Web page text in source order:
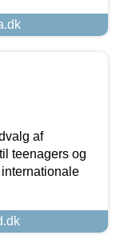
af
teenagers og